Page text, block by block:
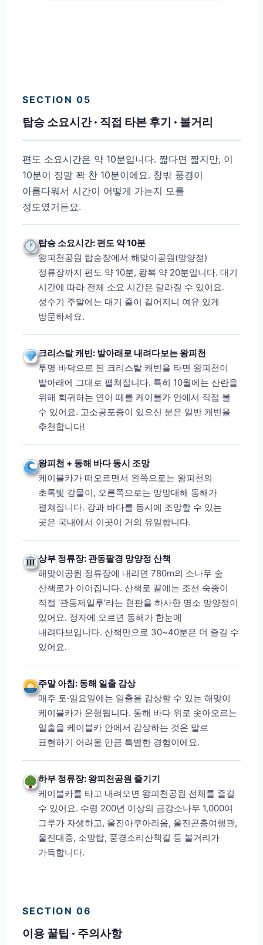
SECTION 05
탑승 소요시간 · 직접 타본 후기 · 볼거리
편도 소요시간은 약 10분입니다. 짧다면 짧지만, 이
10분이 정말 꽉 찬 10분이에요. 창밖 풍경이
아름다워서 시간이 어떻게 가는지 모를
정도였거든요.
탑승 소요시간: 편도 약 10분
왕피천공원 탑승장에서 해맞이공원(망양정)
정류장까지 편도 약 10분, 왕복 약 20분입니다. 대기
시간에 따라 전체 소요 시간은 달라질 수 있어요.
성수기 주말에는 대기 줄이 길어지니 여유 있게
방문하세요.
크리스탈 캐빈: 발아래로 내려다보는 왕피천
투명 바닥으로 된 크리스탈 캐빈을 타면 왕피천이
발아래에 그대로 펼쳐집니다. 특히 10월에는 산란을
위해 회귀하는 연어 떼를 케이블카 안에서 직접 볼
수 있어요. 고소공포증이 있으신 분은 일반 캐빈을
추천합니다!
왕피천 + 동해 바다 동시 조망
케이블카가 떠오르면서 왼쪽으로는 왕피천의
초록빛 강물이, 오른쪽으로는 망망대해 동해가
펼쳐집니다. 강과 바다를 동시에 조망할 수 있는
곳은 국내에서 이곳이 거의 유일합니다.
상부 정류장: 관동팔경 망양정 산책
해맞이공원 정류장에 내리면 780m의 소나무 숲
산책로가 이어집니다. 산책로 끝에는 조선 숙종이
직접 '관동제일루'라는 현판을 하사한 명소 망양정이
있어요. 정자에 오르면 동해가 한눈에
내려다보입니다. 산책만으로 30~40분은 더 즐길 수
있어요.
주말 아침: 동해 일출 감상
매주 토·일요일에는 일출을 감상할 수 있는 해맞이
케이블카가 운행됩니다. 동해 바다 위로 솟아오르는
일출을 케이블카 안에서 감상하는 것은 말로
표현하기 어려울 만큼 특별한 경험이에요.
하부 정류장: 왕피천공원 즐기기
케이블카를 타고 내려오면 왕피천공원 전체를 즐길
수 있어요. 수령 200년 이상의 금강소나무 1,000여
그루가 자생하고, 울진아쿠아리움, 울진곤충여행관,
울진대종, 소망탑, 풍경소리산책길 등 볼거리가
가득합니다.
SECTION 06
이용 꿀팁 · 주의사항